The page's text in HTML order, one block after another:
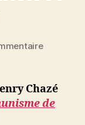
sur
:
De
Cronstadt
Chazé
de